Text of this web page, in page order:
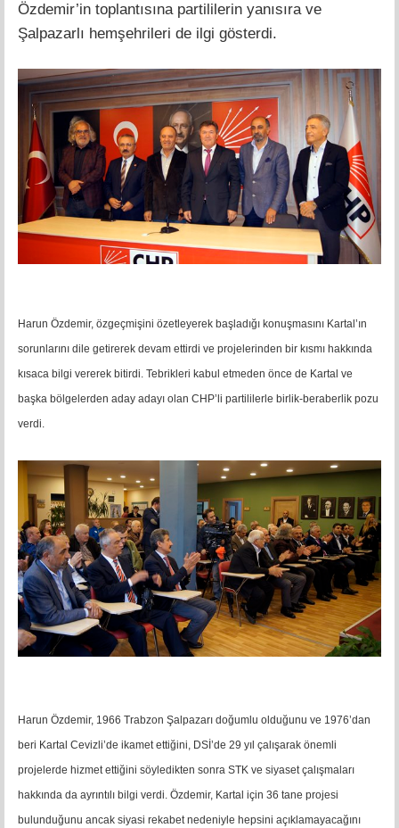
Özdemir’in toplantısına partililerin yanısıra ve
Şalpazarlı hemşehrileri de ilgi gösterdi.
Harun Özdemir, özgeçmişini özetleyerek başladığı konuşmasını Kartal’ın
sorunlarını dile getirerek devam ettirdi ve projelerinden bir kısmı hakkında
kısaca bilgi vererek bitirdi. Tebrikleri kabul etmeden önce de Kartal ve
başka bölgelerden aday adayı olan CHP’li partililerle birlik-beraberlik pozu
verdi.
Harun Özdemir, 1966 Trabzon Şalpazarı doğumlu olduğunu ve 1976’dan
beri Kartal Cevizli’de ikamet ettiğini, DSİ’de 29 yıl çalışarak önemli
projelerde hizmet ettiğini söyledikten sonra STK ve siyaset çalışmaları
hakkında da ayrıntılı bilgi verdi. Özdemir, Kartal için 36 tane projesi
bulunduğunu ancak siyasi rekabet nedeniyle hepsini açıklamayacağını